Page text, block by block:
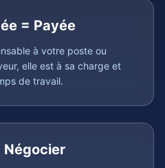
= Payée
à votre poste ou
elle est à sa charge et
de travail.
Négocier